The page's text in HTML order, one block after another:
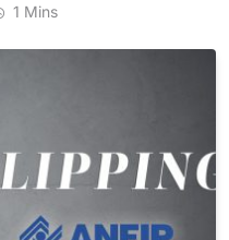
1 Mins